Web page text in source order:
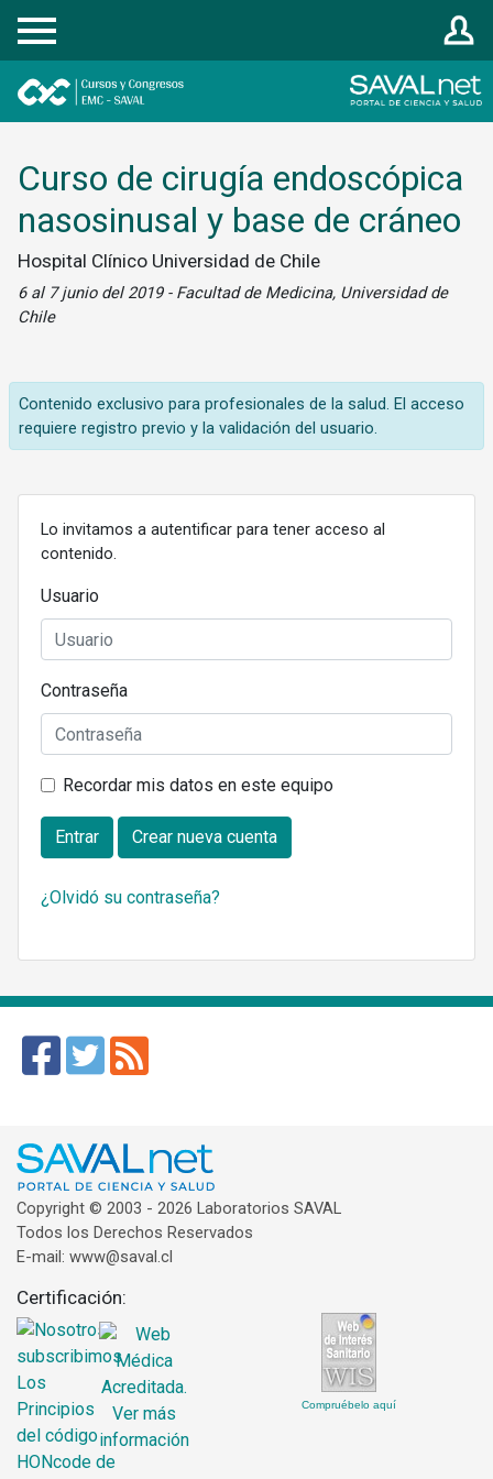
Registrarse
Curso de cirugía endoscópica
nasosinusal y base de cráneo
Hospital Clínico Universidad de Chile
6 al 7 junio del 2019 - Facultad de Medicina, Universidad de
Chile
Contenido exclusivo para profesionales de la salud. El acceso
requiere registro previo y la validación del usuario.
Lo invitamos a autentificar para tener acceso al
contenido.
Usuario
Contraseña
Recordar mis datos en este equipo
Entrar Crear nueva cuenta
¿Olvidó su contraseña?
Copyright © 2003 - 2026 Laboratorios SAVAL
Todos los Derechos Reservados
E-mail: www@saval.cl
Certificación:
Compruébelo aquí